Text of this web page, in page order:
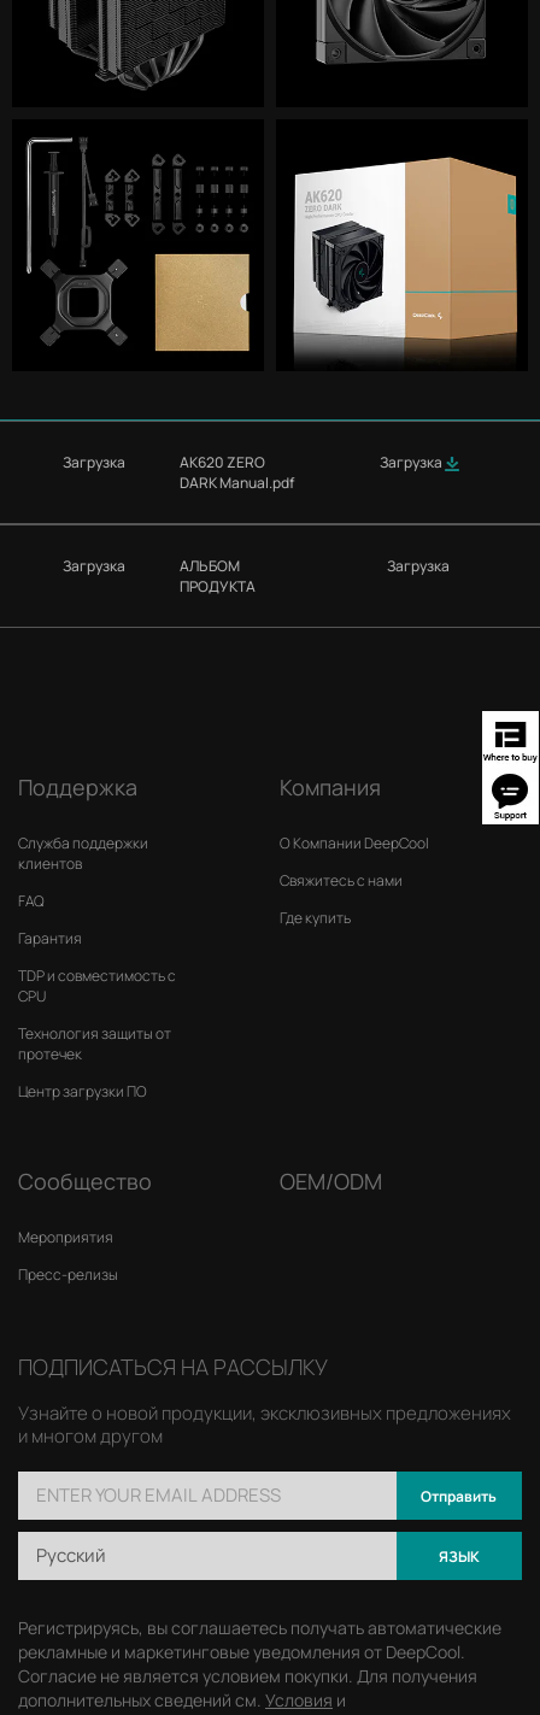
Загрузка
AK620 ZERO
DARK Manual.pdf
Загрузка
Загрузка
АЛЬБОМ
ПРОДУКТА
Загрузка
Поддержка
Служба поддержки
клиентов
FAQ
Гарантия
TDP и совместимость с
CPU
Технология защиты от
протечек
Центр загрузки ПО
Компания
О Компании DeepCool
Свяжитесь с нами
Где купить
Сообщество
Мероприятия
Пресс-релизы
OEM/ODM
ПОДПИСАТЬСЯ НА РАССЫЛКУ
Узнайте о новой продукции, эксклюзивных предложениях
и многом другом
Отправить
Русский ЯЗЫК
Регистрируясь, вы соглашаетесь получать автоматические
рекламные и маркетинговые уведомления от DeepCool.
Согласие не является условием покупки. Для получения
дополнительных сведений см. Условия и